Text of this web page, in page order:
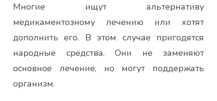
Многие ищут альтернативу
медикаментозному лечению или хотят
дополнить его. В этом случае пригодятся
народные средства. Они не заменяют
основное лечение, но могут поддержать
организм.